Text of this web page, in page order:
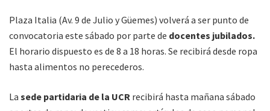
Plaza Italia (Av. 9 de Julio y Güemes) volverá a ser punto de
convocatoria este sábado por parte de docentes jubilados.
El horario dispuesto es de 8 a 18 horas. Se recibirá desde ropa
hasta alimentos no perecederos.
La sede partidaria de la UCR recibirá hasta mañana sábado